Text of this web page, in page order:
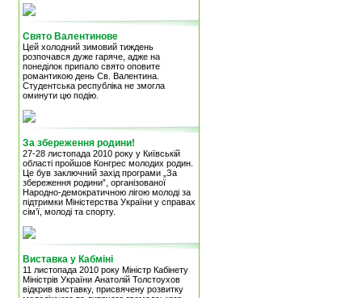
Свято Валентинове
Цей холодний зимовий тиждень
розпочався дуже гаряче, адже на
понеділок припало свято оповите
романтикою день Св. Валентина.
Студентська республіка не змогла
оминути цю подію.
За збереження родини!
27-28 листопада 2010 року у Київській
області пройшов Конгрес молодих родин.
Це був заключний захід програми „За
збереження родини”, організованої
Народно-демократичною лігою молоді за
підтримки Міністерства України у справах
сім’ї, молоді та спорту.
Виставка у Кабміні
11 листопада 2010 року Міністр Кабінету
Міністрів України Анатолій Толстоухов
відкрив виставку, присвячену розвитку